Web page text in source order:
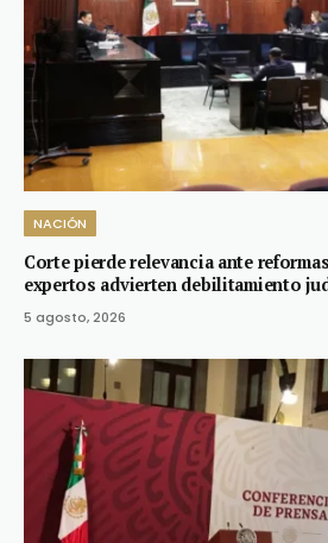
NACIÓN
Corte pierde relevancia ante
expertos advierten debilitamiento
5 agosto, 2026